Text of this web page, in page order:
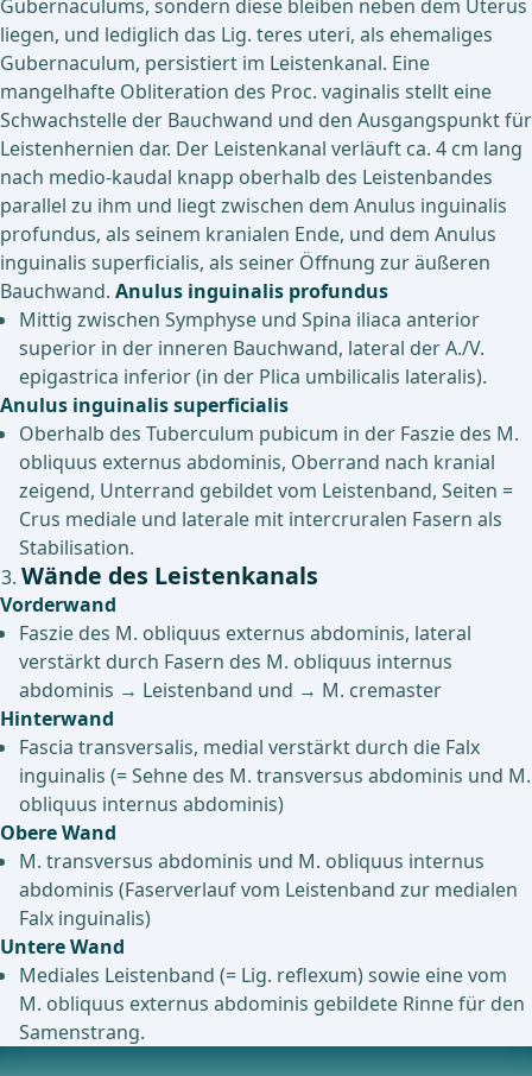
Gubernaculums, sondern diese bleiben neben dem Uterus
liegen, und lediglich das Lig. teres uteri, als ehemaliges
Gubernaculum, persistiert im Leistenkanal. Eine
mangelhafte Obliteration des Proc. vaginalis stellt eine
Schwachstelle der Bauchwand und den Ausgangspunkt für
Leistenhernien dar. Der Leistenkanal verläuft ca. 4 cm lang
nach medio-kaudal knapp oberhalb des Leistenbandes
parallel zu ihm und liegt zwischen dem Anulus inguinalis
profundus, als seinem kranialen Ende, und dem Anulus
inguinalis superficialis, als seiner Öffnung zur äußeren
Bauchwand. Anulus inguinalis profundus
Mittig zwischen Symphyse und Spina iliaca anterior
superior in der inneren Bauchwand, lateral der A./V.
epigastrica inferior (in der Plica umbilicalis lateralis).
Anulus inguinalis superficialis
Oberhalb des Tuberculum pubicum in der Faszie des M.
obliquus externus abdominis, Oberrand nach kranial
zeigend, Unterrand gebildet vom Leistenband, Seiten =
Crus mediale und laterale mit intercruralen Fasern als
Stabilisation.
Wände des Leistenkanals
Vorderwand
Faszie des M. obliquus externus abdominis, lateral
verstärkt durch Fasern des M. obliquus internus
abdominis → Leistenband und → M. cremaster
Hinterwand
Fascia transversalis, medial verstärkt durch die Falx
inguinalis (= Sehne des M. transversus abdominis und M.
obliquus internus abdominis)
Obere Wand
M. transversus abdominis und M. obliquus internus
abdominis (Faserverlauf vom Leistenband zur medialen
Falx inguinalis)
Untere Wand
Mediales Leistenband (= Lig. reflexum) sowie eine vom
M. obliquus externus abdominis gebildete Rinne für den
Samenstrang.
Inhalt des Leistenkanals